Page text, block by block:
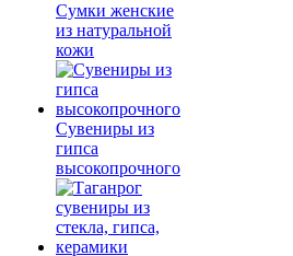
Сумки женские
из натуральной
кожи
Сувениры из
гипса
высокопрочного